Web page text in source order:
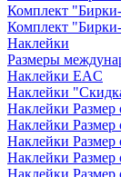
Комплект
Комплект
Наклейки
Размеры
Наклейки EAC
Наклейки
Наклейки Размер
Наклейки Размер
Наклейки Размер
Наклейки Размер
Наклейки Размер